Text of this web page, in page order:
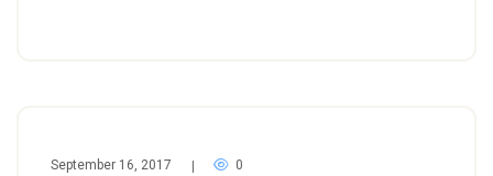
September 16, 2017 0